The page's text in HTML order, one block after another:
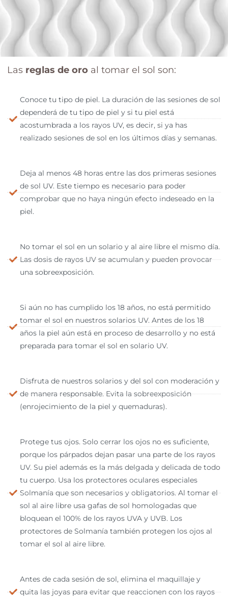
Las reglas de oro al tomar el sol son:
Conoce tu tipo de piel. La duración de las sesiones de sol
dependerá de tu tipo de piel y si tu piel está
acostumbrada a los rayos UV, es decir, si ya has
realizado sesiones de sol en los últimos días y semanas.
Deja al menos 48 horas entre las dos primeras sesiones
de sol UV. Este tiempo es necesario para poder
comprobar que no haya ningún efecto indeseado en la
piel.
No tomar el sol en un solario y al aire libre el mismo día.
Las dosis de rayos UV se acumulan y pueden provocar
una sobreexposición.
Si aún no has cumplido los 18 años, no está permitido
tomar el sol en nuestros solarios UV. Antes de los 18
años la piel aún está en proceso de desarrollo y no está
preparada para tomar el sol en solario UV.
Disfruta de nuestros solarios y del sol con moderación y
de manera responsable. Evita la sobreexposición
(enrojecimiento de la piel y quemaduras).
Protege tus ojos. Solo cerrar los ojos no es suficiente,
porque los párpados dejan pasar una parte de los rayos
UV. Su piel además es la más delgada y delicada de todo
tu cuerpo. Usa los protectores oculares especiales
Solmanía que son necesarios y obligatorios. Al tomar el
sol al aire libre usa gafas de sol homologadas que
bloquean el 100% de los rayos UVA y UVB. Los
protectores de Solmanía también protegen los ojos al
tomar el sol al aire libre.
Antes de cada sesión de sol, elimina el maquillaje y
quita las joyas para evitar que reaccionen con los rayos